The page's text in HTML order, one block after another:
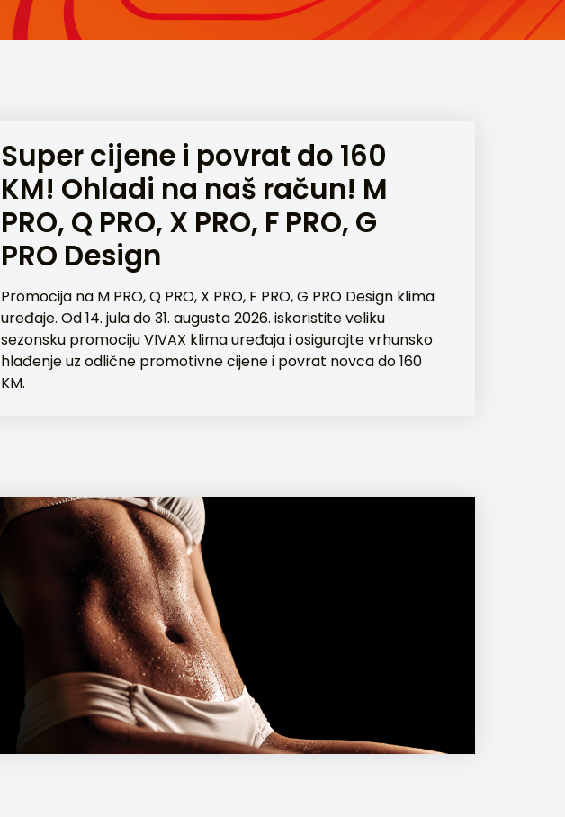
Super cijene i povrat do 160
KM! Ohladi na naš račun! M
PRO, Q PRO, X PRO, F PRO, G
PRO Design
Promocija na M PRO, Q PRO, X PRO, F PRO, G PRO Design klima
uređaje. Od 14. jula do 31. augusta 2026. iskoristite veliku
sezonsku promociju VIVAX klima uređaja i osigurajte vrhunsko
hlađenje uz odlične promotivne cijene i povrat novca do 160
KM.